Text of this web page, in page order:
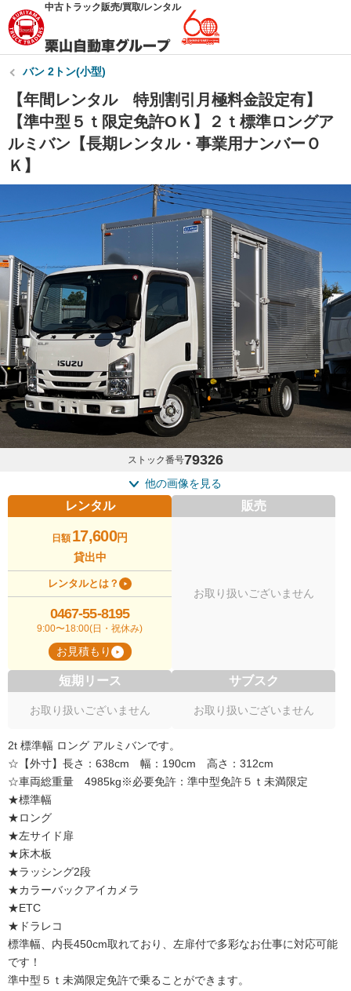
中古トラック販売/買取/レンタル
バン 2トン(小型)
【年間レンタル 特別割引月極料金設定有】
【準中型５ｔ限定免許OＫ】２ｔ標準ロングア
ルミバン【長期レンタル・事業用ナンバーＯ
Ｋ】
ストック番号79326
他の画像を見る
レンタル
日額 17,600円
貸出中
レンタルとは？
0467-55-8195
9:00〜18:00(日・祝休み)
お見積もり
販売
お取り扱いございません
短期リース
お取り扱いございません
サブスク
お取り扱いございません
2t 標準幅 ロング アルミバンです。
☆【外寸】長さ：638cm 幅：190cm 高さ：312cm
☆車両総重量 4985kg※必要免許：準中型免許５ｔ未満限定
★標準幅
★ロング
★左サイド扉
★床木板
★ラッシング2段
★カラーバックアイカメラ
★ETC
★ドラレコ
標準幅、内長450cm取れており、左扉付で多彩なお仕事に対応可能
です！
準中型５ｔ未満限定免許で乗ることができます。